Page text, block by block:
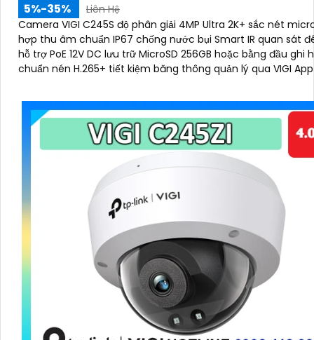
5%-35%
Liên Hệ
Camera VIGI C245S độ phân giải 4MP Ultra 2K+ sắc nét
hợp thu âm chuẩn IP67 chống nước bụi Smart IR quan sát
hỗ trợ PoE 12V DC lưu trữ MicroSD 256GB hoặc bằng đầu ghi hình
chuẩn nén H.265+ tiết kiệm băng thông quản lý qua VIGI App